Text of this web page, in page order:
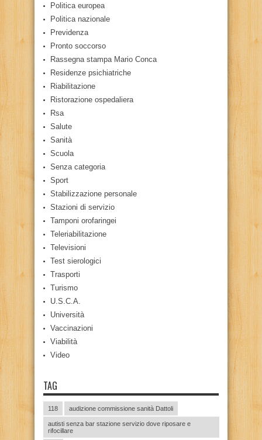
Politica europea
Politica nazionale
Previdenza
Pronto soccorso
Rassegna stampa Mario Conca
Residenze psichiatriche
Riabilitazione
Ristorazione ospedaliera
Rsa
Salute
Sanità
Scuola
Senza categoria
Sport
Stabilizzazione personale
Stazioni di servizio
Tamponi orofaringei
Teleriabilitazione
Televisioni
Test sierologici
Trasporti
Turismo
U.S.C.A.
Università
Vaccinazioni
Viabilità
Video
TAG
118 audizione commissione sanità Dattoli
autisti senza bar stazione servizio dove riposare e
rifocillare